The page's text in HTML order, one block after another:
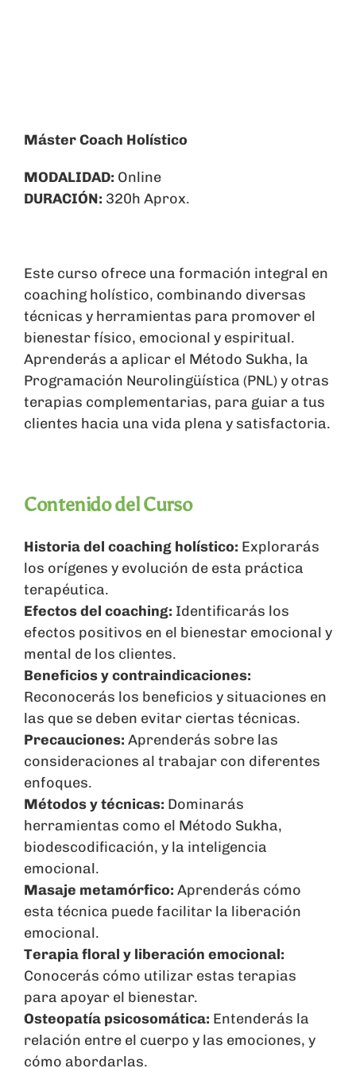
Máster Coach Holístico
MODALIDAD: Online
DURACIÓN: 320h Aprox.
Este curso ofrece una formación integral en
coaching holístico, combinando diversas
técnicas y herramientas para promover el
bienestar físico, emocional y espiritual.
Aprenderás a aplicar el Método Sukha, la
Programación Neurolingüística (PNL) y otras
terapias complementarias, para guiar a tus
clientes hacia una vida plena y satisfactoria.
Contenido del Curso
Historia del coaching holístico: Explorarás
los orígenes y evolución de esta práctica
terapéutica.
Efectos del coaching: Identificarás los
efectos positivos en el bienestar emocional y
mental de los clientes.
Beneficios y contraindicaciones:
Reconocerás los beneficios y situaciones en
las que se deben evitar ciertas técnicas.
Precauciones: Aprenderás sobre las
consideraciones al trabajar con diferentes
enfoques.
Métodos y técnicas: Dominarás
herramientas como el Método Sukha,
biodescodificación, y la inteligencia
emocional.
Masaje metamórfico: Aprenderás cómo
esta técnica puede facilitar la liberación
emocional.
Terapia floral y liberación emocional:
Conocerás cómo utilizar estas terapias
para apoyar el bienestar.
Osteopatía psicosomática: Entenderás la
relación entre el cuerpo y las emociones, y
cómo abordarlas.